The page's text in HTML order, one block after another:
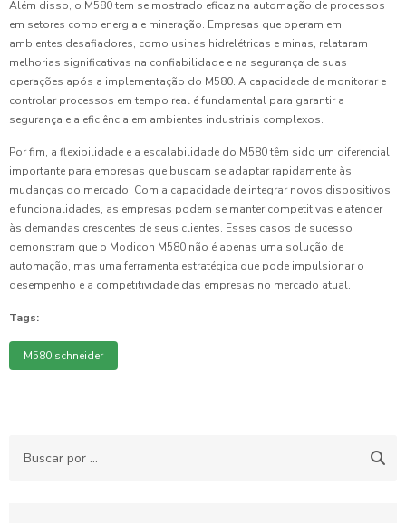
Além disso, o M580 tem se mostrado eficaz na automação de processos
em setores como energia e mineração. Empresas que operam em
ambientes desafiadores, como usinas hidrelétricas e minas, relataram
melhorias significativas na confiabilidade e na segurança de suas
operações após a implementação do M580. A capacidade de monitorar e
controlar processos em tempo real é fundamental para garantir a
segurança e a eficiência em ambientes industriais complexos.
Por fim, a flexibilidade e a escalabilidade do M580 têm sido um diferencial
importante para empresas que buscam se adaptar rapidamente às
mudanças do mercado. Com a capacidade de integrar novos dispositivos
e funcionalidades, as empresas podem se manter competitivas e atender
às demandas crescentes de seus clientes. Esses casos de sucesso
demonstram que o Modicon M580 não é apenas uma solução de
automação, mas uma ferramenta estratégica que pode impulsionar o
desempenho e a competitividade das empresas no mercado atual.
Tags:
M580 schneider